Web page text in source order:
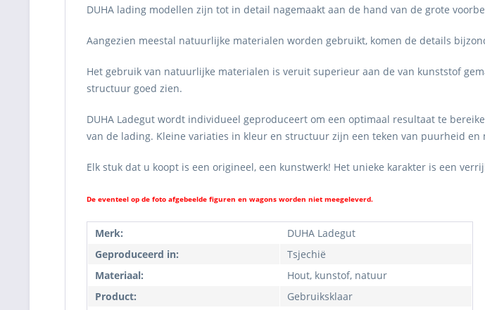
DUHA lading modellen zijn tot in detail nagemaakt aan de hand van de grote
Aangezien meestal natuurlijke materialen worden gebruikt, komen de details
Het gebruik van natuurlijke materialen is veruit superieur aan de van kunststof
structuur goed zien.
DUHA Ladegut wordt individueel geproduceert om een optimaal resultaat te
van de lading. Kleine variaties in kleur en structuur zijn een teken van puurheid en
Elk stuk dat u koopt is een origineel, een kunstwerk! Het unieke karakter is een
De eventeel op de foto afgebeelde figuren en wagons worden niet meegeleverd.
Merk:
DUHA Ladegut
Geproduceerd in:
Tsjechië
Materiaal:
Hout, kunstof, natuur
Product:
Gebruiksklaar